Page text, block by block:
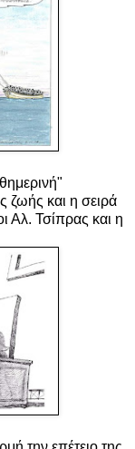
ζωής και η σειρά
Αλ. Τσίπρας και η